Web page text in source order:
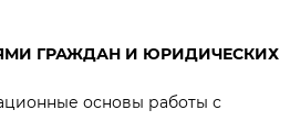
ГРАЖДАН И ЮРИДИЧЕСКИХ
основы работы с